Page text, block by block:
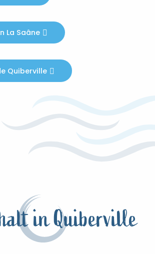
La Saâne
Quiberville
in Quiberville